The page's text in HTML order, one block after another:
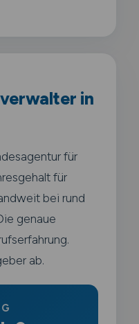
in
für
für
bei rund
genaue
ab.